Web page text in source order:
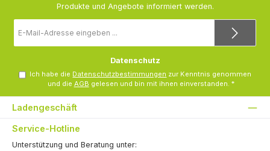
Produkte und Angebote informiert werden.
Mail-
Adresse
Datenschutz
Ich habe die Datenschutzbestimmungen zur Kenntnis genommen
und die AGB gelesen und bin mit ihnen einverstanden. *
Ladengeschäft
Service-Hotline
Unterstützung und Beratung unter: